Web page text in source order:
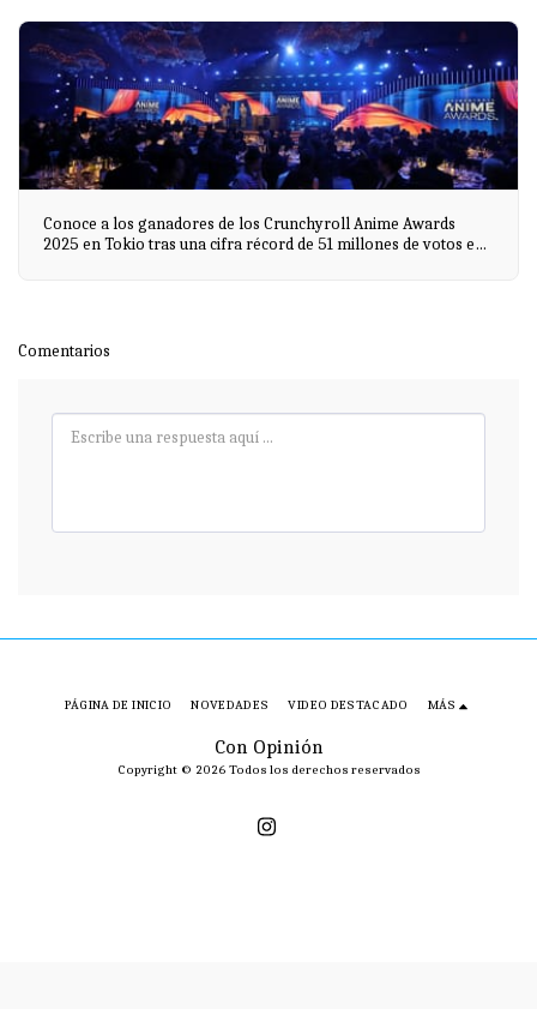
Conoce a los ganadores de los Crunchyroll Anime Awards
2025 en Tokio tras una cifra récord de 51 millones de votos en
Comentarios
Con Opinión
Copyright © 2026 Todos los derechos reservados
PÁGINA DE INICIO NOVEDADES VIDEO DESTACADO MÁS